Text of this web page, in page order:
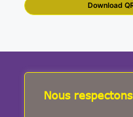
Nous
Download